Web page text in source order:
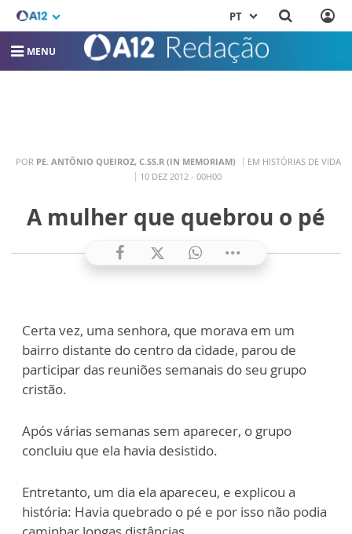
PT
MENU
POR PE. ANTÔNIO QUEIROZ, C.SS.R (IN MEMORIAM)
EM HISTÓRIAS DE VIDA
10 DEZ 2012 - 00H00
A mulher que quebrou o pé
Certa vez, uma senhora, que morava em um
bairro distante do centro da cidade, parou de
participar das reuniões semanais do seu grupo
cristão.
Após várias semanas sem aparecer, o grupo
concluiu que ela havia desistido.
Entretanto, um dia ela apareceu, e explicou a
história: Havia quebrado o pé e por isso não podia